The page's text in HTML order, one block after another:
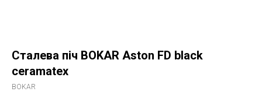
Сталева піч BOKAR Aston FD black
ceramatex
BOKAR